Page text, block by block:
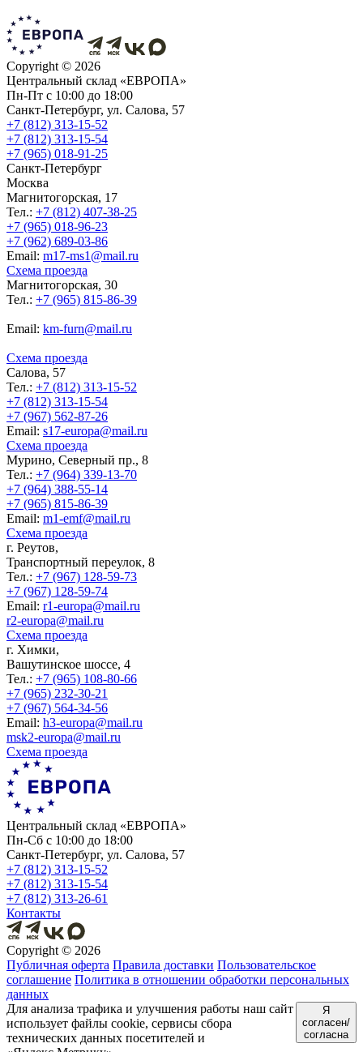
Copyright © 2026
Центральный склад «ЕВРОПА»
Пн-Пт с 10:00 до 18:00
Санкт-Петербург, ул. Салова, 57
+7 (812) 313-15-52
+7 (812) 313-15-54
+7 (965) 018-91-25
Санкт-Петербург
Москва
Магнитогорская, 17
Тел.: +7 (812) 407-38-25
+7 (965) 018-96-23
+7 (962) 689-03-86
Еmail: m17-ms1@mail.ru
Схема проезда
Магнитогорская, 30
Тел.: +7 (965) 815-86-39
Еmail: km-furn@mail.ru
Схема проезда
Салова, 57
Тел.: +7 (812) 313-15-52
+7 (812) 313-15-54
+7 (967) 562-87-26
Еmail: s17-europa@mail.ru
Схема проезда
Мурино, Северный пр., 8
Тел.: +7 (964) 339-13-70
+7 (964) 388-55-14
+7 (965) 815-86-39
Еmail: m1-emf@mail.ru
Схема проезда
г. Реутов,
Транспортный переулок, 8
Тел.: +7 (967) 128-59-73
+7 (967) 128-59-74
Еmail: r1-europa@mail.ru
r2-europa@mail.ru
Схема проезда
г. Химки,
Вашутинское шоссе, 4
Тел.: +7 (965) 108-80-66
+7 (965) 232-30-21
+7 (967) 564-34-56
Еmail: h3-europa@mail.ru
msk2-europa@mail.ru
Схема проезда
Центральный склад «ЕВРОПА»
Пн-Сб с 10:00 до 18:00
Санкт-Петербург, ул. Салова, 57
+7 (812) 313-15-52
+7 (812) 313-15-54
+7 (812) 313-26-61
Контакты
Copyright © 2026
Публичная оферта Правила доставки Пользовательское
соглашение Политика в отношении обработки персональных
данных
Для анализа трафика и улучшения работы наш сайт
использует файлы cookie, сервисы сбора
технических данных посетителей и
Я
согласен/
согласна